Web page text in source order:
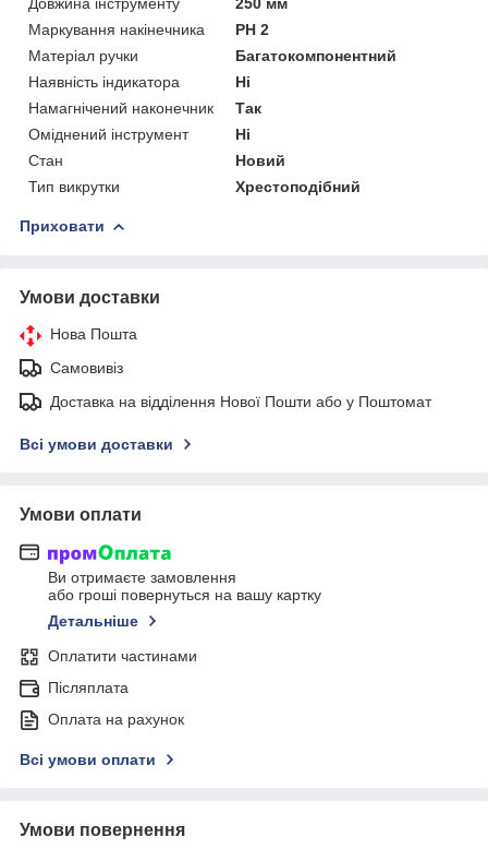
Маркування накінечника
PH 2
Матеріал ручки
Багатокомпонентний
Наявність індикатора
Ні
Намагнічений наконечник
Так
Оміднений інструмент
Ні
Стан
Новий
Тип викрутки
Хрестоподібний
Приховати
Умови доставки
Нова Пошта
Самовивіз
Доставка на відділення Нової Пошти або у Поштомат
Всі умови доставки
Умови оплати
Ви отримаєте замовлення
або гроші повернуться на вашу картку
Детальніше
Оплатити частинами
Післяплата
Оплата на рахунок
Всі умови оплати
Умови повернення